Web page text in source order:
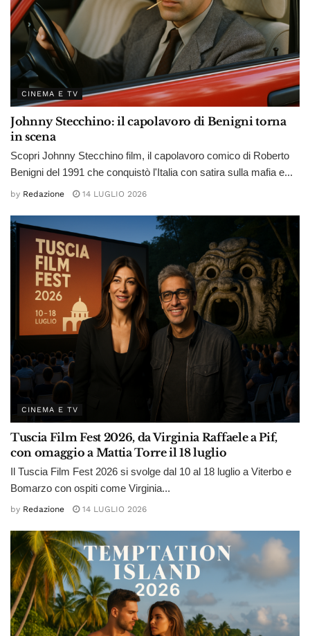
CINEMA E TV
Johnny Stecchino: il capolavoro di Benigni torna
in scena
Scopri Johnny Stecchino film, il capolavoro comico di Roberto
Benigni del 1991 che conquistò l'Italia con satira sulla mafia e...
by Redazione 14 LUGLIO 2026
CINEMA E TV
Tuscia Film Fest 2026, da Virginia Raffaele a Pif,
con omaggio a Mattia Torre il 18 luglio
Il Tuscia Film Fest 2026 si svolge dal 10 al 18 luglio a Viterbo e
Bomarzo con ospiti come Virginia...
by Redazione 14 LUGLIO 2026